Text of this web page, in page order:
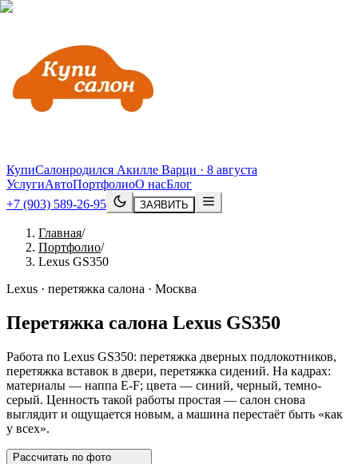
КупиСалонродился Акилле Варци · 8 августа
УслугиАвтоПортфолиоО насБлог
+7 (903) 589-26-95
ЗАЯВИТЬ
Главная/
Портфолио/
Lexus GS350
Lexus · перетяжка салона · Москва
Перетяжка салона Lexus GS350
Работа по Lexus GS350: перетяжка дверных подлокотников,
перетяжка вставок в двери, перетяжка сидений. На кадрах:
материалы — наппа E-F; цвета — синий, черный, темно-
серый. Ценность такой работы простая — салон снова
выглядит и ощущается новым, а машина перестаёт быть «как
у всех».
Рассчитать по фото